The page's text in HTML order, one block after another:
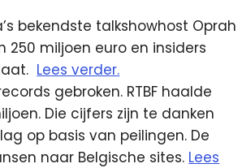
bekendste talkshowhost Oprah
250 miljoen euro en insiders
Lees verder.
gebroken. RTBF haalde
Die cijfers zijn te danken
op basis van peilingen. De
naar Belgische sites. Lees